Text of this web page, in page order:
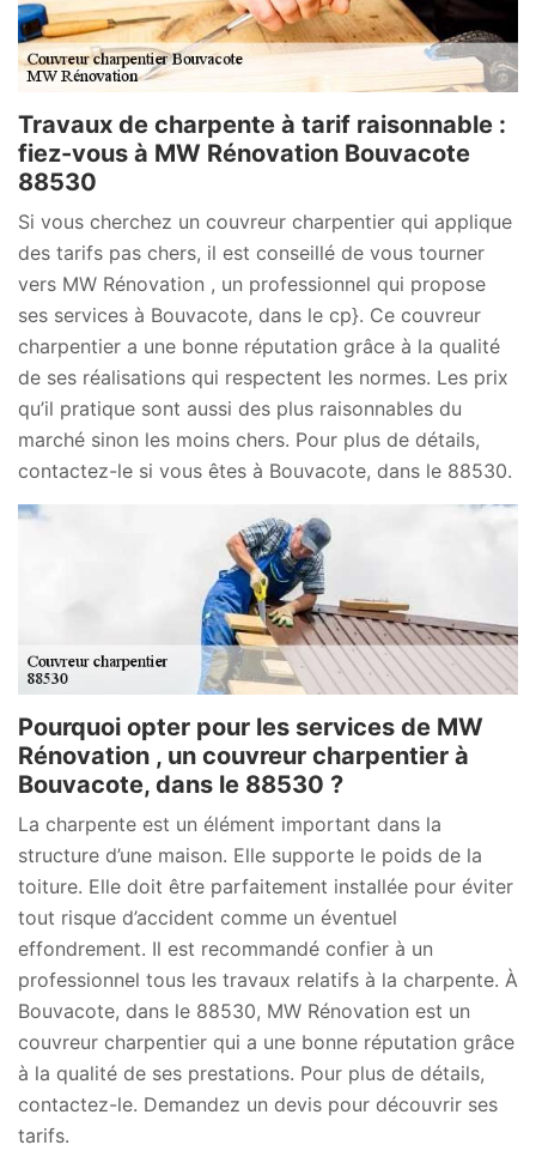
Travaux de charpente à tarif raisonnable :
fiez-vous à MW Rénovation Bouvacote
88530
Si vous cherchez un couvreur charpentier qui applique
des tarifs pas chers, il est conseillé de vous tourner
vers MW Rénovation , un professionnel qui propose
ses services à Bouvacote, dans le cp}. Ce couvreur
charpentier a une bonne réputation grâce à la qualité
de ses réalisations qui respectent les normes. Les prix
qu’il pratique sont aussi des plus raisonnables du
marché sinon les moins chers. Pour plus de détails,
contactez-le si vous êtes à Bouvacote, dans le 88530.
Pourquoi opter pour les services de MW
Rénovation , un couvreur charpentier à
Bouvacote, dans le 88530 ?
La charpente est un élément important dans la
structure d’une maison. Elle supporte le poids de la
toiture. Elle doit être parfaitement installée pour éviter
tout risque d’accident comme un éventuel
effondrement. Il est recommandé confier à un
professionnel tous les travaux relatifs à la charpente. À
Bouvacote, dans le 88530, MW Rénovation est un
couvreur charpentier qui a une bonne réputation grâce
à la qualité de ses prestations. Pour plus de détails,
contactez-le. Demandez un devis pour découvrir ses
tarifs.